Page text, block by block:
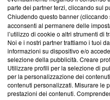
Su di noi
Team editoriale
Corporate
Redazione
Informativa Privacy
Cookie Policy
parte dei partner terzi, cliccando sul
Chiudendo questo banner (cliccando
acconsenti al permanere delle
l’utilizzo di cookie o altri strumenti di
Noi e i nostri partner trattiamo i tuoi
informazioni su dispositivo e/o
selezione della pubblicità. Creare
Utilizzare profili per la selezione di
per la personalizzazione dei
contenuti personalizzati. Misurare le
prestazioni dei contenuti.